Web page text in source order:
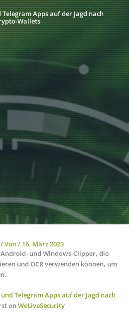
Apps auf der Jagd nach
/ Von/ 16. März 2023
Android- und Windows-Clipper, die
und OCR verwenden können, um
Telegram Apps auf der Jagd nach
onWeLiveSecurity